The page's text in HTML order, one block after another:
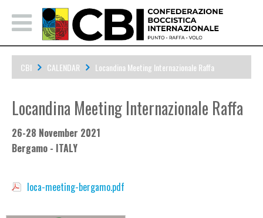
CBI CALENDAR Locandina Meeting Internazionale Raffa
Locandina Meeting Internazionale Raffa
26-28 November 2021
Bergamo - ITALY
loca-meeting-bergamo.pdf